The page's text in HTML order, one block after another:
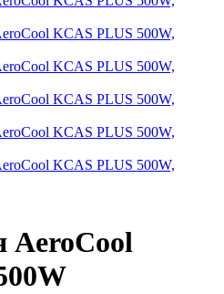
AeroCool